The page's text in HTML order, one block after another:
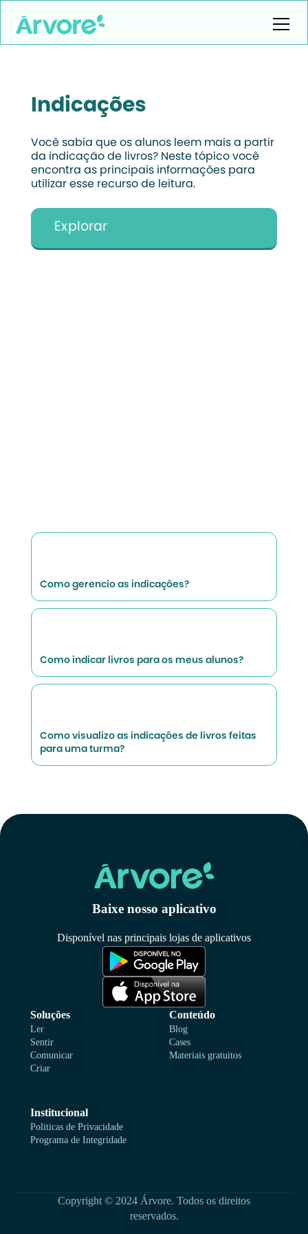
Indicações
Você sabia que os alunos leem mais a partir
da indicação de livros? Neste tópico você
encontra as principais informações para
utilizar esse recurso de leitura.
Explorar
Como gerencio as indicações?
Como indicar livros para os meus alunos?
Como visualizo as indicações de livros feitas
para uma turma?
Baixe nosso aplicativo
Disponível nas principais lojas de aplicativos
Soluções
Ler
Sentir
Comunicar
Criar
Conteúdo
Blog
Cases
Materiais gratuitos
Institucional
Politicas de Privacidade
Programa de Integridade
Copyright © 2024 Árvore. Todos os direitos
reservados.